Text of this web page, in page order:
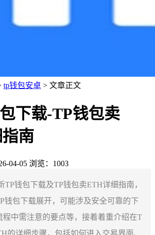
tp钱包安卓 > 文章正文
下载-TP钱包卖
南
04-05 浏览：1003
TP钱包下载及TP钱包卖ETH详细指南，
钱包下载展开，可能涉及安全可靠的下
程中需注意的要点等，接着着重介绍在T
的详细步骤，包括如何进入交易界面、